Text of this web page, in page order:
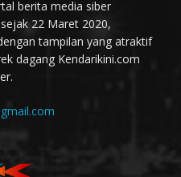
berita media siber
22 Maret 2020,
tampilan yang atraktif
dagang Kendarikini.com